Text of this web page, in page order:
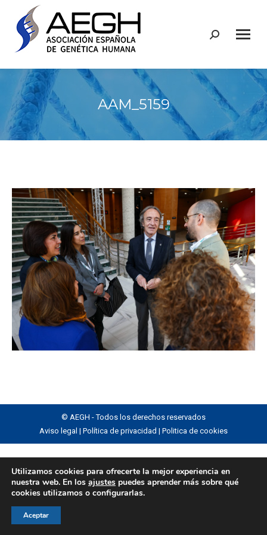
Buscar:
AAM_5159
© AEGH - Todos los derechos reservados
Aviso legal | Política de privacidad | Politica de cookies
Utilizamos cookies para ofrecerte la mejor experiencia en
nuestra web. En los ajustes puedes aprender más sobre qué
cookies utilizamos o configurarlas.
Aceptar